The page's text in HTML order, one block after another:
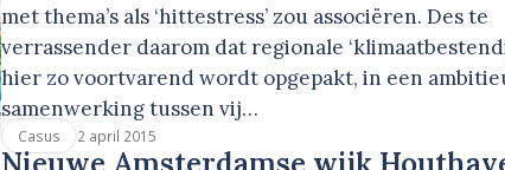
met thema’s als ‘hittestress’ zou associëren. Des te
verrassender daarom dat regionale
hier zo voortvarend wordt opgepakt, in een
samenwerking tussen vij…
Casus 2 april 2015